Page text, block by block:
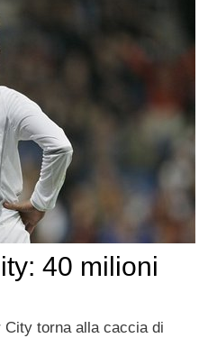
40 milioni
torna alla caccia di